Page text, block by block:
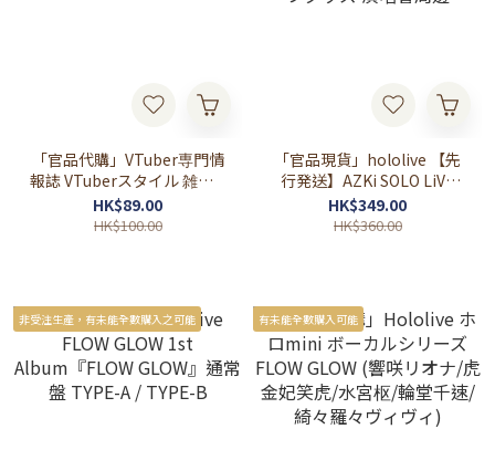
「官品代購」VTuber専門情
報誌 VTuberスタイル 雑誌 –
12月號 (FLOW GLOW)
HK$89.00
HK$100.00
「官品現貨」hololive 【先
行発送】AZKi SOLO LiVE
2025 "Departure"ライブグ
ッズ 演唱會周邊
HK$349.00
HK$360.00
非受注生產，有未能全數購入之可能 有未能全數購入可能